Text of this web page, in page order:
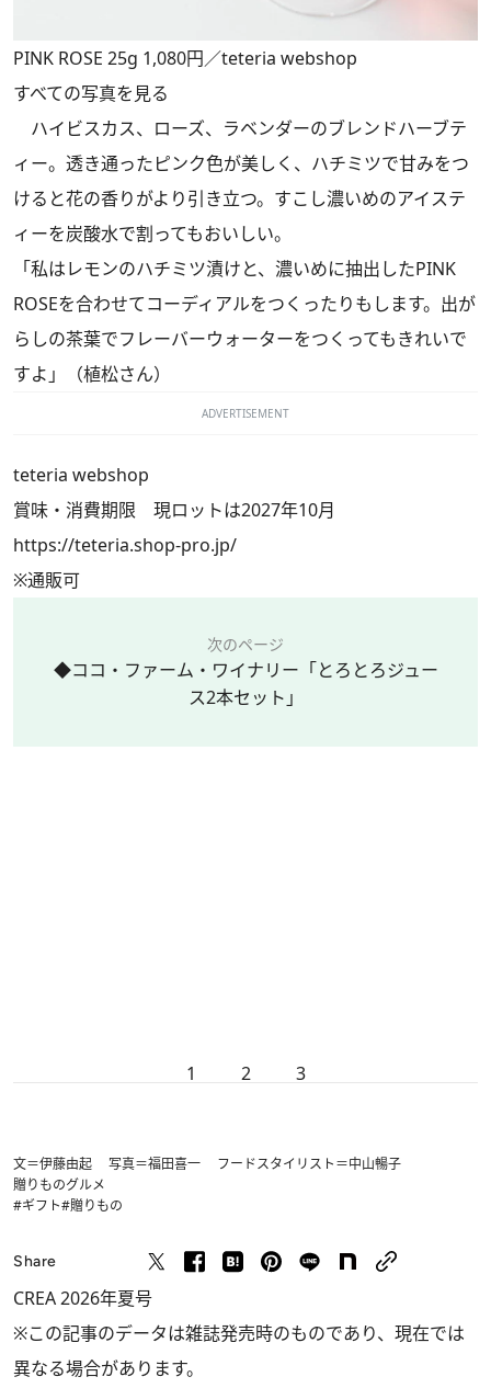
PINK ROSE 25g 1,080円／teteria webshop
すべての写真を見る
ハイビスカス、ローズ、ラベンダーのブレンドハーブテ
ィー。透き通ったピンク色が美しく、ハチミツで甘みをつ
けると花の香りがより引き立つ。すこし濃いめのアイステ
ィーを炭酸水で割ってもおいしい。
「私はレモンのハチミツ漬けと、濃いめに抽出したPINK
ROSEを合わせてコーディアルをつくったりもします。出が
らしの茶葉でフレーバーウォーターをつくってもきれいで
すよ」（植松さん）
ADVERTISEMENT
teteria webshop
賞味・消費期限 現ロットは2027年10月
https://teteria.shop-pro.jp/
※通販可
次のページ
◆ココ・ファーム・ワイナリー「とろとろジュー
ス2本セット」
1 2 3
文＝伊藤由起 写真＝福田喜一 フードスタイリスト＝中山暢子
贈りものグルメ
#ギフト#贈りもの
Share
CREA 2026年夏号
※この記事のデータは雑誌発売時のものであり、現在では
異なる場合があります。